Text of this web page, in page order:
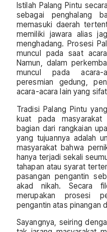
Istilah Palang Pintu
sebagai penghalang
memasuki daerah
memiliki jawara alias
menghadang. Prosesi
muncul pada saat
Namun, dalam
muncul pada acara-
peresmian gedung,
acara-acara lain yang
Tradisi Palang Pintu
kuat pada masyarakat
bagian dari rangkaian
yang tujuannya adalah
masyarakat bahwa
hanya terjadi sekali
tahapan atau syarat
pasangan pengantin
akad nikah. Secara
merupakan prosesi
pengantin atas pinangan
Sayangnya, seiring